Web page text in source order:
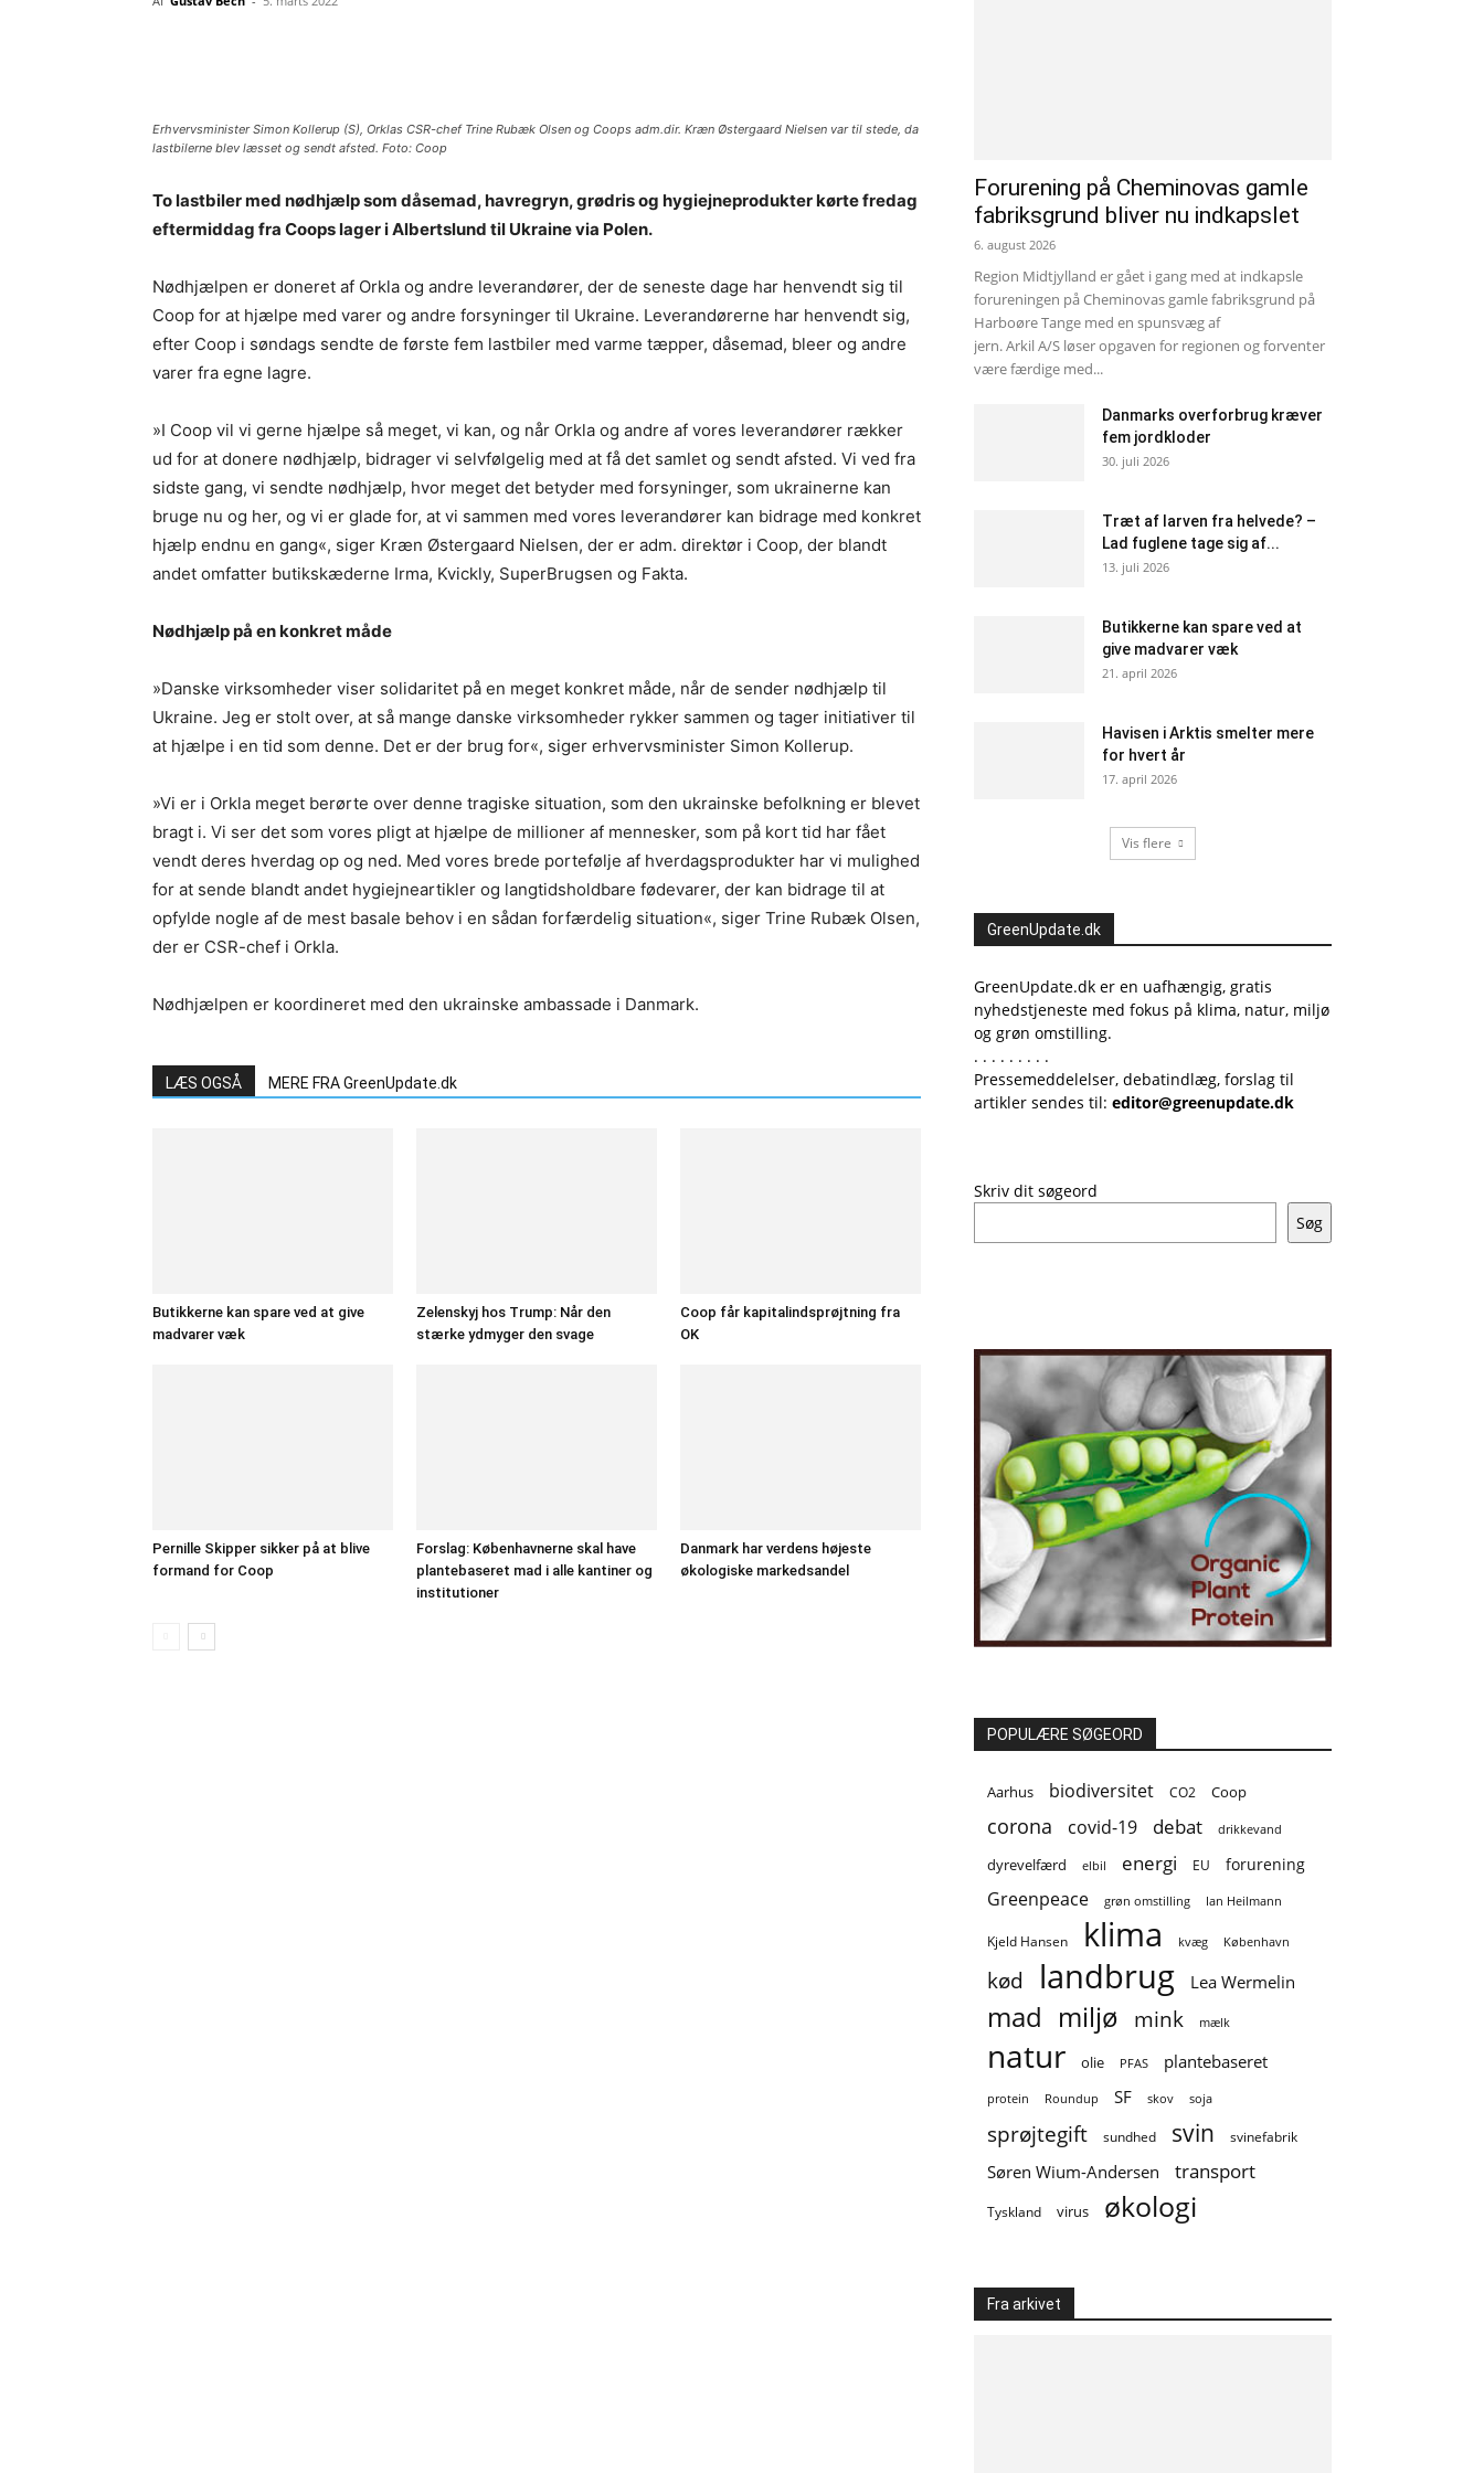
Erhvervsminister Simon Kollerup (S), Orklas CSR-chef Trine Rubæk Olsen og Coops adm.dir. Kræn Østergaard Nielsen var til stede, da
lastbilerne blev læsset og sendt afsted. Foto: Coop
To lastbiler med nødhjælp som dåsemad, havregryn, grødris og hygiejneprodukter kørte fredag
eftermiddag fra Coops lager i Albertslund til Ukraine via Polen.
Nødhjælpen er doneret af Orkla og andre leverandører, der de seneste dage har henvendt sig til
Coop for at hjælpe med varer og andre forsyninger til Ukraine. Leverandørerne har henvendt sig,
efter Coop i søndags sendte de første fem lastbiler med varme tæpper, dåsemad, bleer og andre
varer fra egne lagre.
»I Coop vil vi gerne hjælpe så meget, vi kan, og når Orkla og andre af vores leverandører rækker
ud for at donere nødhjælp, bidrager vi selvfølgelig med at få det samlet og sendt afsted. Vi ved fra
sidste gang, vi sendte nødhjælp, hvor meget det betyder med forsyninger, som ukrainerne kan
bruge nu og her, og vi er glade for, at vi sammen med vores leverandører kan bidrage med konkret
hjælp endnu en gang«, siger Kræn Østergaard Nielsen, der er adm. direktør i Coop, der blandt
andet omfatter butikskæderne Irma, Kvickly, SuperBrugsen og Fakta.
Nødhjælp på en konkret måde
»Danske virksomheder viser solidaritet på en meget konkret måde, når de sender nødhjælp til
Ukraine. Jeg er stolt over, at så mange danske virksomheder rykker sammen og tager initiativer til
at hjælpe i en tid som denne. Det er der brug for«, siger erhvervsminister Simon Kollerup.
»Vi er i Orkla meget berørte over denne tragiske situation, som den ukrainske befolkning er blevet
bragt i. Vi ser det som vores pligt at hjælpe de millioner af mennesker, som på kort tid har fået
vendt deres hverdag op og ned. Med vores brede portefølje af hverdagsprodukter har vi mulighed
for at sende blandt andet hygiejneartikler og langtidsholdbare fødevarer, der kan bidrage til at
opfylde nogle af de mest basale behov i en sådan forfærdelig situation«, siger Trine Rubæk Olsen,
der er CSR-chef i Orkla.
Nødhjælpen er koordineret med den ukrainske ambassade i Danmark.
LÆS OGSÅ MERE FRA GreenUpdate.dk
Butikkerne kan spare ved at give
madvarer væk
Zelenskyj hos Trump: Når den
stærke ydmyger den svage
Coop får kapitalindsprøjtning fra
OK
Pernille Skipper sikker på at blive
formand for Coop
Forslag: Københavnerne skal have
plantebaseret mad i alle kantiner og
institutioner
Danmark har verdens højeste
økologiske markedsandel
Forurening på Cheminovas gamle
fabriksgrund bliver nu indkapslet
6. august 2026
Region Midtjylland er gået i gang med at indkapsle
forureningen på Cheminovas gamle fabriksgrund på
Harboøre Tange med en spunsvæg af
jern. Arkil A/S løser opgaven for regionen og forventer
være færdige med...
Danmarks overforbrug kræver
fem jordkloder
30. juli 2026
Træt af larven fra helvede? –
Lad fuglene tage sig af...
13. juli 2026
Butikkerne kan spare ved at
give madvarer væk
21. april 2026
Havisen i Arktis smelter mere
for hvert år
17. april 2026
Vis flere
GreenUpdate.dk
GreenUpdate.dk er en uafhængig, gratis
nyhedstjeneste med fokus på klima, natur, miljø
og grøn omstilling.
. . . . . . . . .
Pressemeddelelser, debatindlæg, forslag til
artikler sendes til: editor@greenupdate.dk
Skriv dit søgeord
Søg
POPULÆRE SØGEORD
Aarhus biodiversitet CO2 Coop
corona covid-19 debat drikkevand
dyrevelfærd elbil energi EU forurening
Greenpeace grøn omstilling Ian Heilmann
Kjeld Hansen klima kvæg København
kød landbrug Lea Wermelin
mad miljø mink mælk
natur olie PFAS plantebaseret
protein Roundup SF skov soja
sprøjtegift sundhed svin svinefabrik
Søren Wium-Andersen transport
Tyskland virus økologi
Fra arkivet